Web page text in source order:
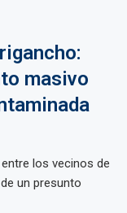
masivo
los vecinos de
un presunto